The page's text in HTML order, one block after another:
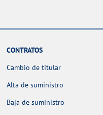
CONTRATOS
Cambio de titular
Alta de suministro
Baja de suministro